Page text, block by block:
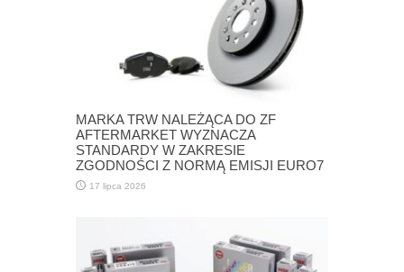
MARKA TRW NALEŻĄCA DO ZF
AFTERMARKET WYZNACZA
STANDARDY W ZAKRESIE
ZGODNOŚCI Z NORMĄ EMISJI EURO7
17 lipca 2026